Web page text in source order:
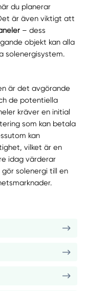
du planerar
är även viktigt att
– dess
objekt kan alla
solenergisystem.
är det avgörande
de potentiella
kräver en initial
som kan betala
kan
vilket är en
idag värderar
solenergi till en